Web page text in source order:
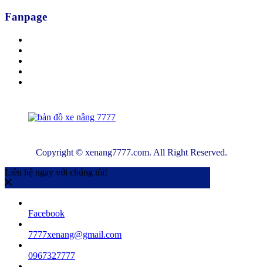
Fanpage
Copyright © xenang7777.com. All Right Reserved.
Liên hệ ngay với chúng tôi!
Facebook
7777xenang@gmail.com
0967327777